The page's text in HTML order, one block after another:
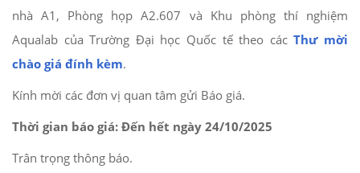
nhà A1, Phòng họp A2.607 và Khu phòng thí nghiệm
Aqualab của Trường Đại học Quốc tế theo cácThư mời
chào giá đính kèm.
Kính mời các đơn vị quan tâm gửi Báo giá.
Thời gian báo giá: Đến hết ngày 24/10/2025
Trân trọng thông báo.